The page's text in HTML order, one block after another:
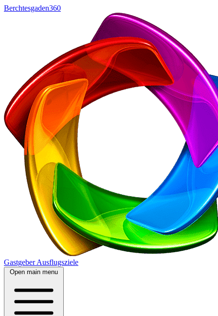
Berchtesgaden360
GastgeberAusflugsziele
Open main menu